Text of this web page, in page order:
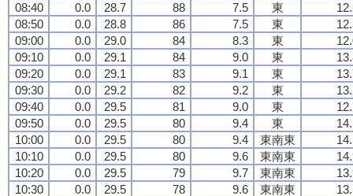
08:40
0.0 28.7 88 7.5 東
08:50
0.0 28.8 86 7.5 東
09:00
0.0 29.0 84 8.3 東
09:10
0.0 29.1 84 9.0 東
09:20
0.0 29.1 83 9.1 東
09:30
0.0 29.2 82 9.2 東
09:40
0.0 29.5 81 9.0 東
09:50
0.0 29.5 80 9.4 東
10:00
0.0 29.5 80 9.4 東南東
10:10
0.0 29.5 80 9.6 東南東
10:20
0.0 29.5 79 9.7 東南東
10:30
0.0 29.5 78 9.6 東南東